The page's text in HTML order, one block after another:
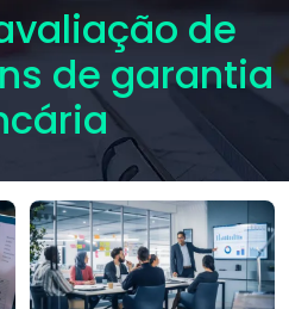
de
de garantia